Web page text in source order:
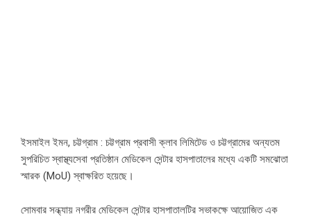
ইসমাইল ইমন, চট্টগ্রাম : চট্টগ্রাম প্রবাসী ক্লাব লিমিটেড ও চট্টগ্রামের অন্যতম
সুপরিচিত স্বাস্থ্যসেবা প্রতিষ্ঠান মেডিকেল সেন্টার হাসপাতালের মধ্যে একটি সমঝোতা
স্মারক (MoU) স্বাক্ষরিত হয়েছে।
সোমবার সন্ধ্যায় নগরীর মেডিকেল সেন্টার হাসপাতালটির সভাকক্ষে আয়োজিত এক